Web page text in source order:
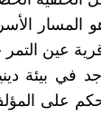
المسار
عين
عام 12هـ،
على